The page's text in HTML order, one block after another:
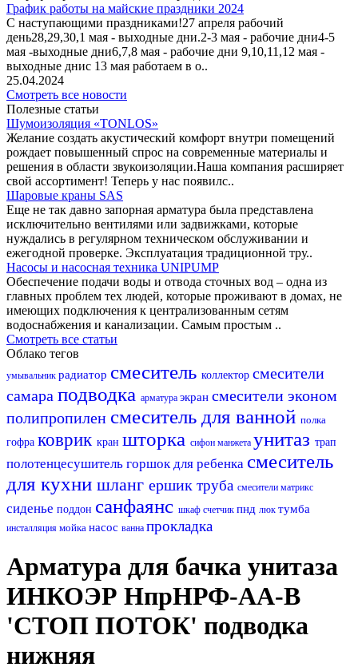
График работы на майские праздники 2024
С наступающими праздниками!27 апреля рабочий
день28,29,30,1 мая - выходные дни.2-3 мая - рабочие дни4-5
мая -выходные дни6,7,8 мая - рабочие дни 9,10,11,12 мая -
выходные днис 13 мая работаем в о..
25.04.2024
Смотреть все новости
Полезные статьи
Шумоизоляция «TONLOS»
Желание создать акустический комфорт внутри помещений
рождает повышенный спрос на современные материалы и
решения в области звукоизоляции.Наша компания расширяет
свой ассортимент! Теперь у нас появилс..
Шаровые краны SAS
Еще не так давно запорная арматура была представлена
исключительно вентилями или задвижками, которые
нуждались в регулярном техническом обслуживании и
ежегодной проверке. Эксплуатация традиционной тру..
Насосы и насосная техника UNIPUMP
Обеспечение подачи воды и отвода сточных вод – одна из
главных проблем тех людей, которые проживают в домах, не
имеющих подключения к централизованным сетям
водоснабжения и канализации. Самым простым ..
Смотреть все статьи
Облако тегов
умывальник радиатор смеситель коллектор смесители
самара подводка арматура экран смесители эконом
полипропилен смеситель для ванной полка
гофра коврик кран шторка сифон манжета унитаз трап
полотенцесушитель горшок для ребенка смеситель
для кухни шланг ершик труба смесители матрикс
сиденье поддон санфаянс шкаф счетчик пнд люк тумба
инсталляция мойка насос ванна прокладка
Арматура для бачка унитаза
ИНКОЭР НпрНРФ-АА-В
'СТОП ПОТОК' подводка
нижняя